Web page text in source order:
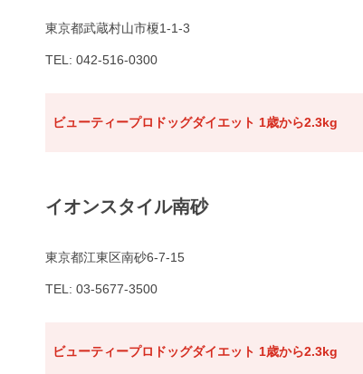
東京都武蔵村山市榎1-1-3
TEL: 042-516-0300
ビューティープロドッグダイエット 1歳から2.3kg
イオンスタイル南砂
東京都江東区南砂6-7-15
TEL: 03-5677-3500
ビューティープロドッグダイエット 1歳から2.3kg